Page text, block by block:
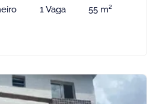
1 Vaga 55 m²